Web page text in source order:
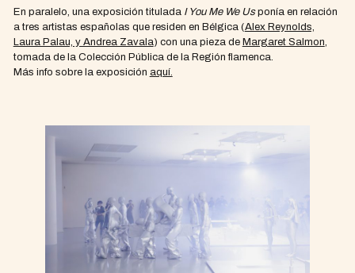
En paralelo, una exposición titulada I You Me We Usponía en relación
a tres artistas españolas que residen en Bélgica (Alex Reynolds,
Laura Palau, y Andrea Zavala) con una pieza de Margaret Salmon,
tomada de la Colección Pública de la Región flamenca.
Más info sobre la exposición aquí.